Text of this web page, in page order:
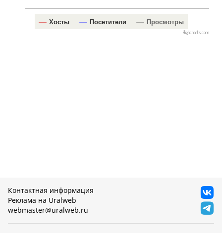
Хосты Посетители Просмотры
Highcharts.com
Контактная информация
Реклама на Uralweb
webmaster@uralweb.ru